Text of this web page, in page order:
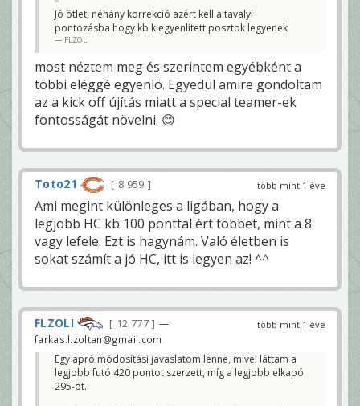
Jó ötlet, néhány korrekció azért kell a tavalyi
pontozásba hogy kb kiegyenlített posztok legyenek
FLZOLI
most néztem meg és szerintem egyébként a
többi eléggé egyenlö. Egyedül amire gondoltam
az a kick off újítás miatt a special teamer-ek
fontosságát növelni. 😊
több mint 1 éve
Toto21 8 959
Ami megint különleges a ligában, hogy a
legjobb HC kb 100 ponttal ért többet, mint a 8
vagy lefele. Ezt is hagynám. Való életben is
sokat számít a jó HC, itt is legyen az! ^^
több mint 1 éve
FLZOLI 12 777
—
farkas.l.zoltan@gmail.com
Egy apró módosítási javaslatom lenne, mivel láttam a
legjobb futó 420 pontot szerzett, míg a legjobb elkapó
295-öt.